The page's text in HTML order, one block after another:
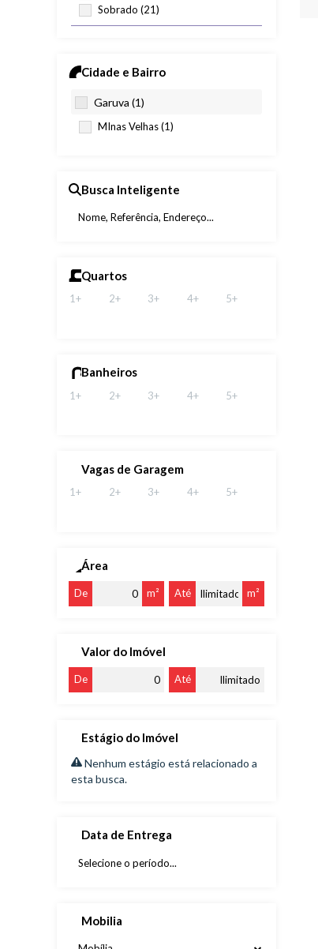
Sobrado (21)
Escritório (1)
Hotel (1)
Terreno (2)
Sítio (1)
Terreno (1)
Cidade e Bairro
Garuva (1)
MInas Velhas (1)
Busca Inteligente
Quartos
1+ 2+ 3+ 4+ 5+
Banheiros
1+ 2+ 3+ 4+ 5+
Vagas de Garagem
1+ 2+ 3+ 4+ 5+
Área
De m² Até m²
Valor do Imóvel
De Até
Estágio do Imóvel
Nenhum estágio está relacionado a
esta busca.
Data de Entrega
Mobilia